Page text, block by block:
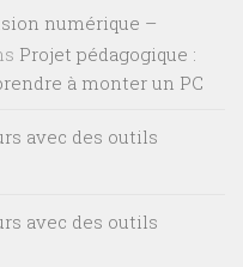
numérique –
Projet pédagogique :
à monter un PC
avec des outils
avec des outils